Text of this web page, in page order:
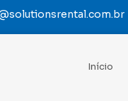
Início